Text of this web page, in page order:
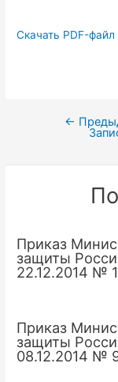
Скачать PDF-файл
Навигация
записям
←
Приказ
защиты
22.12.2014 №
Приказ
защиты
08.12.2014 №